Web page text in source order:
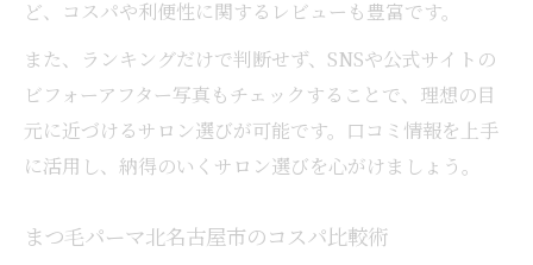
ど、コスパや利便性に関するレビューも豊富です。
また、ランキングだけで判断せず、SNSや公式サイトの
ビフォーアフター写真もチェックすることで、理想の目
元に近づけるサロン選びが可能です。口コミ情報を上手
に活用し、納得のいくサロン選びを心がけましょう。
まつ毛パーマ北名古屋市のコスパ比較術